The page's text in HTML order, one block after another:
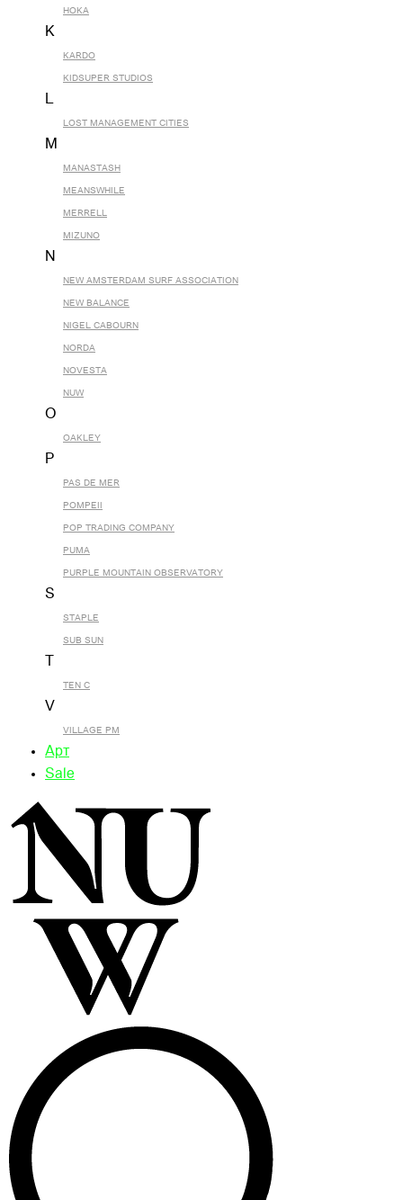
HOKA
K
KARDO
KIDSUPER STUDIOS
L
LOST MANAGEMENT CITIES
M
MANASTASH
MEANSWHILE
MERRELL
MIZUNO
N
NEW AMSTERDAM SURF ASSOCIATION
NEW BALANCE
NIGEL CABOURN
NORDA
NOVESTA
NUW
O
OAKLEY
P
PAS DE MER
POMPEII
POP TRADING COMPANY
PUMA
PURPLE MOUNTAIN OBSERVATORY
S
STAPLE
SUB SUN
TEN C
V
VILLAGE PM
Арт
Sale